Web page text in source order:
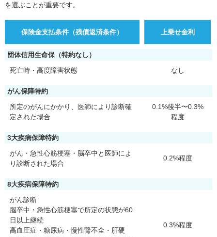
を選ぶことが重要です。
保険金支払条件（残債返済条件） 上乗せ金利
団体信用生命保（特約なし）
死亡時・高度障害状態
なし
がん保障特約
所定のがんにかかり、医師により診断確
定された場合
0.1%後半〜0.3%
程度
3大疾病保障特約
がん・急性心筋梗塞・脳卒中と医師によ
り診断された場合
0.2%程度
8大疾病保障特約
がん診断
脳卒中・急性心筋梗塞で所定の状態が60
日以上継続
高血圧症・糖尿病・慢性腎不全・肝硬
0.3%程度